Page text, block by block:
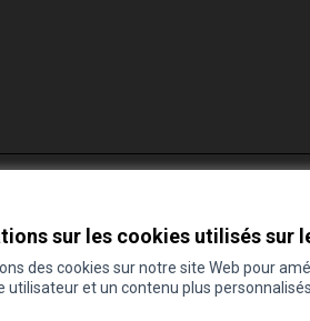
sur les cookies utilisés sur
des cookies sur notre site Web pour
utilisateur et un contenu plus